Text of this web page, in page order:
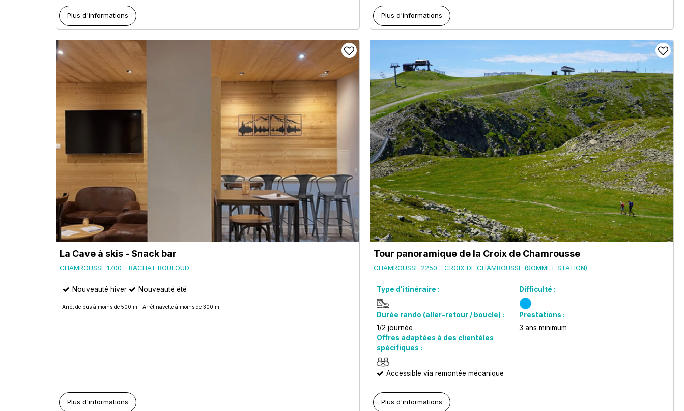
Plus d'informations Plus d'informations
La Cave à skis - Snack bar
CHAMROUSSE 1700 - BACHAT BOULOUD
Nouveauté hiver Nouveauté été
Arrêt de bus à moins de 500 m Arrêt navette à moins de 300 m
Plus d'informations
Tour panoramique de la Croix de Chamrousse
CHAMROUSSE 2250 - CROIX DE CHAMROUSSE (SOMMET STATION)
Type d'itinéraire : Difficulté :
Durée rando (aller-retour / boucle) :
1/2 journée
Prestations :
3 ans minimum
Offres adaptées à des clientèles
spécifiques :
Accessible via remontée mécanique
Plus d'informations